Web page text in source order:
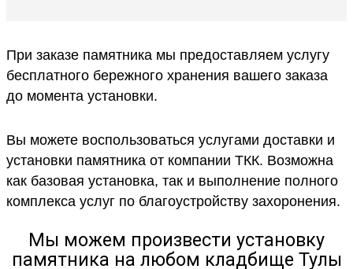
При заказе памятника мы предоставляем услугу
бесплатного бережного хранения вашего заказа
до момента установки.
Вы можете воспользоваться услугами доставки и
установки памятника от компании ТКК. Возможна
как базовая установка, так и выполнение полного
комплекса услуг по благоустройству захоронения.
Мы можем произвести установку
памятника на любом кладбище Тулы